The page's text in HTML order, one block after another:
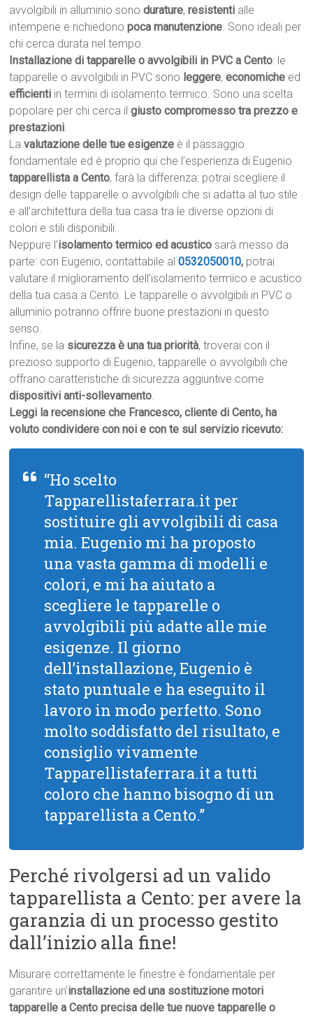
avvolgibili in alluminio sonodurature,resistenti alle
intemperie e richiedonopoca manutenzione. Sono ideali per
chi cerca durata nel tempo.
Installazione di tapparelle o avvolgibili in PVC a Cento: le
tapparelle o avvolgibili in PVC sono leggere,economiche ed
efficienti in termini di isolamento termico. Sono una scelta
popolare per chi cerca ilgiusto compromesso tra prezzo e
prestazioni.
Lavalutazione delle tue esigenze è il passaggio
fondamentale ed è proprio qui che l’esperienza di Eugenio
tapparellista a Cento, farà la differenza: potrai scegliere il
design delle tapparelle o avvolgibili che si adatta al tuo stile
e all’architettura della tua casa tra le diverse opzioni di
colori e stili disponibili.
Neppure l’isolamento termico ed acustico sarà messo da
parte: con Eugenio, contattabile al0532050010, potrai
valutare il miglioramento dell’isolamento termico e acustico
della tua casa a Cento. Le tapparelle o avvolgibili in PVC o
alluminio potranno offrire buone prestazioni in questo
senso.
Infine, se la sicurezza è una tua priorità, troverai con il
prezioso supporto di Eugenio, tapparelle o avvolgibili che
offrano caratteristiche di sicurezza aggiuntive come
dispositivi anti-sollevamento.
Leggi la recensione che Francesco, cliente di Cento, ha
voluto condividere con noi e con te sul servizio ricevuto:
“Ho scelto
Tapparellistaferrara.it per
sostituire gli avvolgibili di casa
mia. Eugenio mi ha proposto
una vasta gamma di modelli e
colori, e mi ha aiutato a
scegliere le tapparelle o
avvolgibili più adatte alle mie
esigenze. Il giorno
dell’installazione, Eugenio è
stato puntuale e ha eseguito il
lavoro in modo perfetto. Sono
molto soddisfatto del risultato, e
consiglio vivamente
Tapparellistaferrara.it a tutti
coloro che hanno bisogno di un
tapparellista a Cento.”
Perché rivolgersi ad un valido
tapparellista a Cento: per avere la
garanzia di un processo gestito
dall’inizio alla fine!
Misurare correttamente le finestre è fondamentale per
garantire un’installazione ed una sostituzione motori
tapparelle a Cento precisa delle tue nuove tapparelle o